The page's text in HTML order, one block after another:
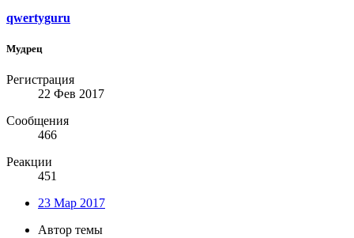
qwertyguru
Мудрец
Регистрация
22 Фев 2017
Сообщения
466
Реакции
451
23 Мар 2017
Автор темы